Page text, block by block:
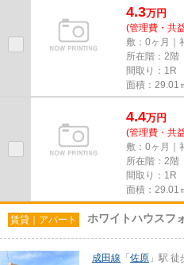
4.3万円
(管理費・共
敷：0ヶ月｜
所在階：2階
間取り：1R
面積：29.01
4.4万円
(管理費・共
敷：0ヶ月｜
所在階：2階
間取り：1R
面積：29.01
賃貸｜アパート ホワイトハウスフ
成田線 「 佐原 」駅